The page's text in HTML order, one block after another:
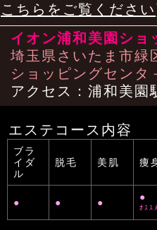
こちらをご覧ください
イオン浦和美園ショ
埼玉県さいたま市
ショッピングセンタ
アクセス：浦和美園
エステコース内容
ブラ
イダ
ル
脱毛 美肌 痩
● ● ● ●
ｵｽｽ